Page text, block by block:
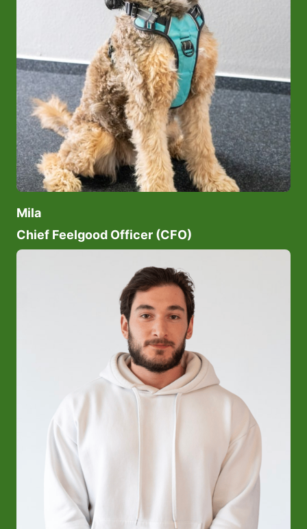
Mila
Chief Feelgood Officer (CFO)